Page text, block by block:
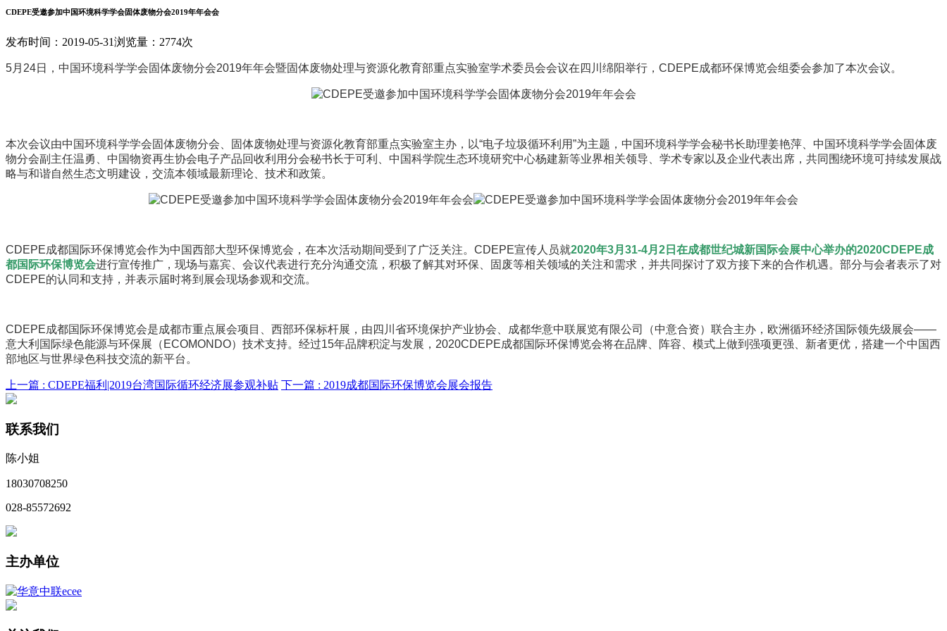
CDEPE受邀参加中国环境科学学会固体废物分会2019年年会会
发布时间：2019-05-31浏览量：2774次
5月24日，中国环境科学学会固体废物分会2019年年会暨固体废物处理与资源化教育部重点实验室学术委员会会议在四川绵阳举行，CDEPE成都环保博览会组委会参加了本次会议。
本次会议由中国环境科学学会固体废物分会、固体废物处理与资源化教育部重点实验室主办，以“电子垃圾循环利用”为主题，中国环境科学学会秘书长助理姜艳萍、中国环境科学学会固体废
物分会副主任温勇、中国物资再生协会电子产品回收利用分会秘书长于可利、中国科学院生态环境研究中心杨建新等业界相关领导、学术专家以及企业代表出席，共同围绕环境可持续发展战
略与和谐自然生态文明建设，交流本领域最新理论、技术和政策。
CDEPE成都国际环保博览会作为中国西部大型环保博览会，在本次活动期间受到了广泛关注。CDEPE宣传人员就2020年3月31-4月2日在成都世纪城新国际会展中心举办的2020CDEPE成
都国际环保博览会进行宣传推广，现场与嘉宾、会议代表进行充分沟通交流，积极了解其对环保、固废等相关领域的关注和需求，并共同探讨了双方接下来的合作机遇。部分与会者表示了对
CDEPE的认同和支持，并表示届时将到展会现场参观和交流。
CDEPE成都国际环保博览会是成都市重点展会项目、西部环保标杆展，由四川省环境保护产业协会、成都华意中联展览有限公司（中意合资）联合主办，欧洲循环经济国际领先级展会——
意大利国际绿色能源与环保展（ECOMONDO）技术支持。经过15年品牌积淀与发展，2020CDEPE成都国际环保博览会将在品牌、阵容、模式上做到强项更强、新者更优，搭建一个中国西
部地区与世界绿色科技交流的新平台。
上一篇 : CDEPE福利|2019台湾国际循环经济展参观补贴 下一篇 : 2019成都国际环保博览会展会报告
联系我们
陈小姐
18030708250
028-85572692
主办单位